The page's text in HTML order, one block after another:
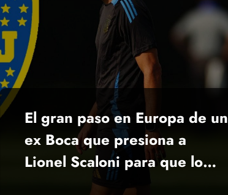
El gran paso en Europa de un
ex Boca que presiona a
Lionel Scaloni para que lo
cite por primera vez